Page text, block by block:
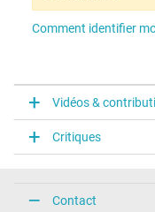
Comment identifier
Vidéos &
Critiques
Contact